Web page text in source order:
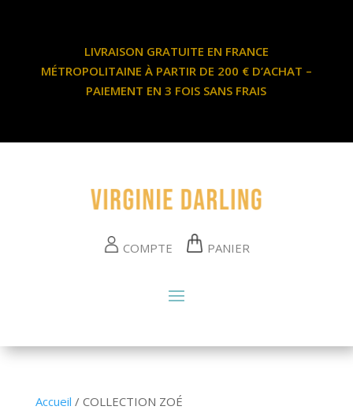
LIVRAISON GRATUITE EN FRANCE
MÉTROPOLITAINE À PARTIR DE 200 € D’ACHAT –
PAIEMENT EN 3 FOIS SANS FRAIS
COMPTE PANIER
Accueil / COLLECTION ZOÉ